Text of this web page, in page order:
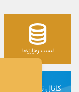
لیست رمزارزها